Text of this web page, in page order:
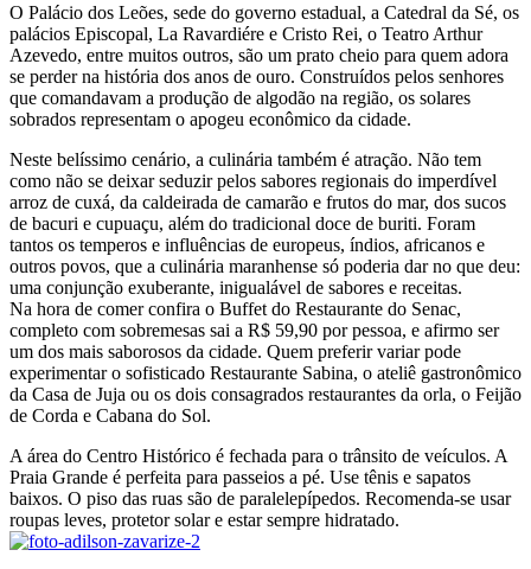
O Palácio dos Leões, sede do governo estadual, a Catedral da Sé, os
palácios Episcopal, La Ravardiére e Cristo Rei, o Teatro Arthur
Azevedo, entre muitos outros, são um prato cheio para quem adora
se perder na história dos anos de ouro. Construídos pelos senhores
que comandavam a produção de algodão na região, os solares
sobrados representam o apogeu econômico da cidade.
Neste belíssimo cenário, a culinária também é atração. Não tem
como não se deixar seduzir pelos sabores regionais do imperdível
arroz de cuxá, da caldeirada de camarão e frutos do mar, dos sucos
de bacuri e cupuaçu, além do tradicional doce de buriti. Foram
tantos os temperos e influências de europeus, índios, africanos e
outros povos, que a culinária maranhense só poderia dar no que deu:
uma conjunção exuberante, inigualável de sabores e receitas.
Na hora de comer confira o Buffet do Restaurante do Senac,
completo com sobremesas sai a R$ 59,90 por pessoa, e afirmo ser
um dos mais saborosos da cidade. Quem preferir variar pode
experimentar o sofisticado Restaurante Sabina, o ateliê gastronômico
da Casa de Juja ou os dois consagrados restaurantes da orla, o Feijão
de Corda e Cabana do Sol.
A área do Centro Histórico é fechada para o trânsito de veículos. A
Praia Grande é perfeita para passeios a pé. Use tênis e sapatos
baixos. O piso das ruas são de paralelepípedos. Recomenda-se usar
roupas leves, protetor solar e estar sempre hidratado.